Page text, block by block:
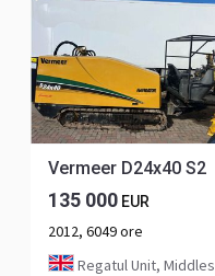
Vermeer D24x40 S2
135 000 EUR
2012, 6049 ore
Regatul Unit, Middlesbrough